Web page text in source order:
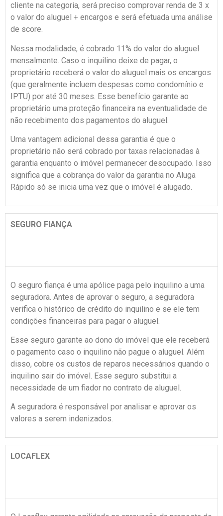
cliente na categoria, será preciso comprovar renda de 3 x
o valor do aluguel + encargos e será efetuada uma análise
de score.
Nessa modalidade, é cobrado 11% do valor do aluguel
mensalmente. Caso o inquilino deixe de pagar, o
proprietário receberá o valor do aluguel mais os encargos
(que geralmente incluem despesas como condomínio e
IPTU) por até 30 meses. Esse benefício garante ao
proprietário uma proteção financeira na eventualidade de
não recebimento dos pagamentos do aluguel.
Uma vantagem adicional dessa garantia é que o
proprietário não será cobrado por taxas relacionadas à
garantia enquanto o imóvel permanecer desocupado. Isso
significa que a cobrança do valor da garantia no Aluga
Rápido só se inicia uma vez que o imóvel é alugado.
SEGURO FIANÇA
O seguro fiança é uma apólice paga pelo inquilino a uma
seguradora. Antes de aprovar o seguro, a seguradora
verifica o histórico de crédito do inquilino e se ele tem
condições financeiras para pagar o aluguel.
Esse seguro garante ao dono do imóvel que ele receberá
o pagamento caso o inquilino não pague o aluguel. Além
disso, cobre os custos de reparos necessários quando o
inquilino sair do imóvel. Esse seguro substitui a
necessidade de um fiador no contrato de aluguel.
A seguradora é responsável por analisar e aprovar os
valores a serem indenizados.
LOCAFLEX